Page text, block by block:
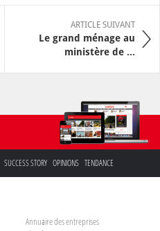
ARTICLE SUIVANT
Le grand ménage au
ministère de ...
SUCCESS STORY OPINIONS TENDANCE
Annuaire des entreprises